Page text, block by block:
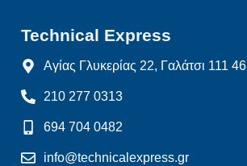
Technical Express
Αγίας Γλυκερίας 22, Γαλάτσι 111 46
210 277 0313
694 704 0482
info@technicalexpress.gr